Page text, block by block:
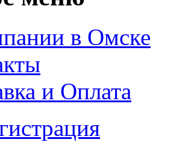
в Омске
и Оплата